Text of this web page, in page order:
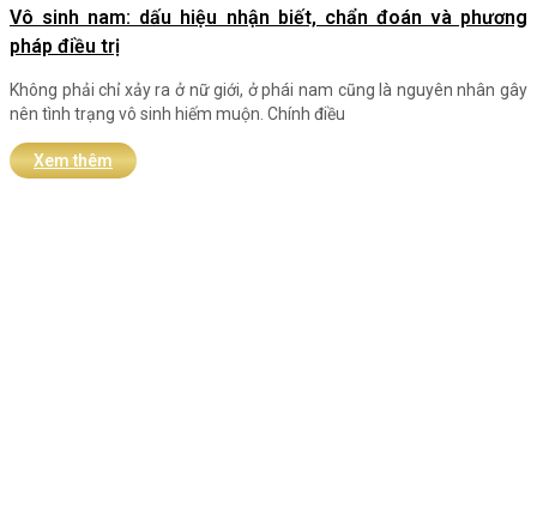
Vô sinh nam: dấu hiệu nhận biết, chẩn đoán và phương
pháp điều trị
Không phải chỉ xảy ra ở nữ giới, ở phái nam cũng là nguyên nhân gây
nên tình trạng vô sinh hiếm muộn. Chính điều
Xem thêm